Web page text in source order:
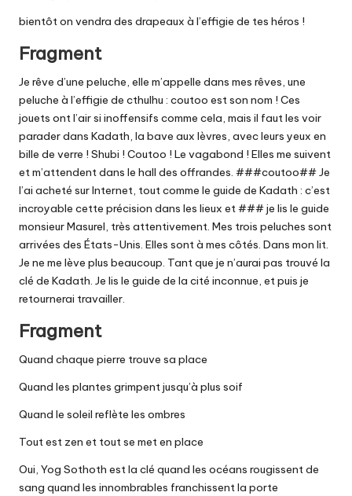
bientôt on vendra des drapeaux à l’effigie de tes héros !
Fragment
Je rêve d’une peluche, elle m’appelle dans mes rêves, une
peluche à l’effigie de cthulhu : coutoo est son nom ! Ces
jouets ont l’air si inoffensifs comme cela, mais il faut les voir
parader dans Kadath, la bave aux lèvres, avec leurs yeux en
bille de verre ! Shubi ! Coutoo ! Le vagabond ! Elles me suivent
et m’attendent dans le hall des offrandes. ###coutoo## Je
l’ai acheté sur Internet, tout comme le guide de Kadath : c’est
incroyable cette précision dans les lieux et ### je lis le guide
monsieur Masurel, très attentivement. Mes trois peluches sont
arrivées des États-Unis. Elles sont à mes côtés. Dans mon lit.
Je ne me lève plus beaucoup. Tant que je n’aurai pas trouvé la
clé de Kadath. Je lis le guide de la cité inconnue, et puis je
retournerai travailler.
Fragment
Quand chaque pierre trouve sa place
Quand les plantes grimpent jusqu’à plus soif
Quand le soleil reflète les ombres
Tout est zen et tout se met en place
Oui, Yog Sothoth est la clé quand les océans rougissent de
sang quand les innombrables franchissent la porte